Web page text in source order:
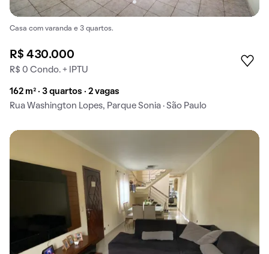
Casa com varanda e 3 quartos.
R$ 430.000
R$ 0 Condo. + IPTU
162 m² · 3 quartos · 2 vagas
Rua Washington Lopes, Parque Sonia · São Paulo